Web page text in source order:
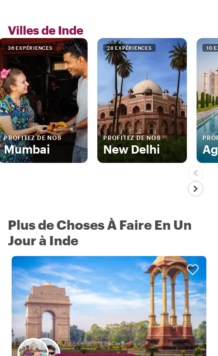
Villes de Inde
36 EXPÉRIENCES
PROFITEZ DE NOS
Mumbai
28 EXPÉRIENCES
PROFITEZ DE NOS
New Delhi
10
Plus de Choses À Faire En Un
Jour à Inde